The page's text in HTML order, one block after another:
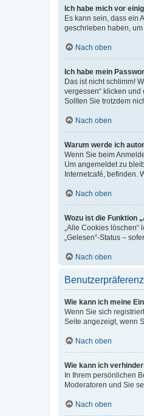
Ich habe mich vor
Es kann sein, dass ein
geschrieben haben,
Nach oben
Ich habe mein
Das ist nicht schlimm!
vergessen“ klicken
Sollten Sie trotzdem
Nach oben
Warum werde ich
Wenn Sie beim
Um angemeldet zu
Internetcafé, befinden.
Nach oben
Wozu ist die Funktion
„Alle Cookies
„Gelesen“-Status –
Nach oben
Wie kann ich meine
Wenn Sie sich
Seite angezeigt, wenn
Nach oben
Wie kann ich
In Ihrem persönlichen
Moderatoren und Sie
Nach oben